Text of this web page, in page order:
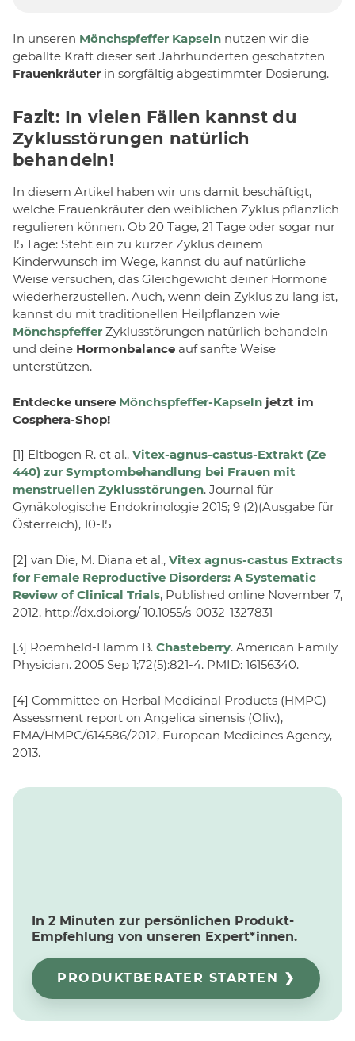
In unseren Mönchspfeffer Kapseln nutzen wir die
geballte Kraft dieser seit Jahrhunderten geschätzten
Frauenkräuter in sorgfältig abgestimmter Dosierung.
Fazit: In vielen Fällen kannst du
Zyklusstörungen natürlich
behandeln!
In diesem Artikel haben wir uns damit beschäftigt,
welche Frauenkräuter den weiblichen Zyklus pflanzlich
regulieren können. Ob 20 Tage, 21 Tage oder sogar nur
15 Tage: Steht ein zu kurzer Zyklus deinem
Kinderwunsch im Wege, kannst du auf natürliche
Weise versuchen, das Gleichgewicht deiner Hormone
wiederherzustellen. Auch, wenn dein Zyklus zu lang ist,
kannst du mit traditionellen Heilpflanzen wie
Mönchspfeffer Zyklusstörungen natürlich behandeln
und deine Hormonbalance auf sanfte Weise
unterstützen.
Entdecke unsere Mönchspfeffer-Kapseln jetzt im
Cosphera-Shop!
[1] Eltbogen R. et al., Vitex-agnus-castus-Extrakt (Ze
440) zur Symptombehandlung bei Frauen mit
menstruellen Zyklusstörungen. Journal für
Gynäkologische Endokrinologie 2015; 9 (2)(Ausgabe für
Österreich), 10-15
[2] van Die, M. Diana et al., Vitex agnus-castus Extracts
for Female Reproductive Disorders: A Systematic
Review of Clinical Trials, Published online November 7,
2012, http://dx.doi.org/ 10.1055/s-0032-1327831
[3] Roemheld-Hamm B. Chasteberry. American Family
Physician. 2005 Sep 1;72(5):821-4. PMID: 16156340.
[4] Committee on Herbal Medicinal Products (HMPC)
Assessment report on Angelica sinensis (Oliv.),
EMA/HMPC/614586/2012, European Medicines Agency,
2013.
In 2 Minuten zur persönlichen Produkt-
Empfehlung von unseren Expert*innen.
PRODUKTBERATER STARTEN ❯